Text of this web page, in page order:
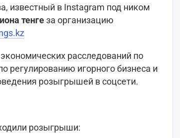
известный в Instagram под ником
тенгеза организацию
расследований по
регулированию игорного бизнеса и
розыгрышей в соцсети.
розыгрыши: